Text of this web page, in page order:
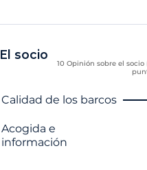
El socio
10 Opinión sobre el socio
Nombre del criterio Nota
Calidad de los barcos
Acogida e
información